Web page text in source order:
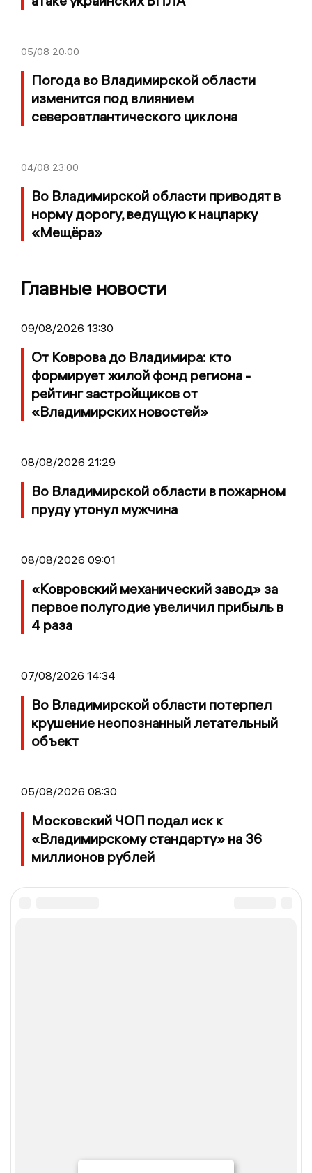
05/08 20:00
Погода во Владимирской области
изменится под влиянием
североатлантического циклона
04/08 23:00
Во Владимирской области приводят в
норму дорогу, ведущую к нацпарку
«Мещёра»
Главные новости
09/08/2026 13:30
От Коврова до Владимира: кто
формирует жилой фонд региона -
рейтинг застройщиков от
«Владимирских новостей»
08/08/2026 21:29
Во Владимирской области в пожарном
пруду утонул мужчина
08/08/2026 09:01
«Ковровский механический завод» за
первое полугодие увеличил прибыль в
4 раза
07/08/2026 14:34
Во Владимирской области потерпел
крушение неопознанный летательный
объект
05/08/2026 08:30
Московский ЧОП подал иск к
«Владимирскому стандарту» на 36
миллионов рублей